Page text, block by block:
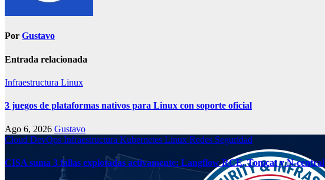
Por Gustavo
Entrada relacionada
Infraestructura Linux
3 juegos de plataformas nativos para Linux con soporte oficial
Ago 6, 2026 Gustavo
Cloud DevOps Infraestructura Kubernetes Linux Redes Seguridad
CISA suma 3 fallas explotadas activamente: Langflow RCE, Tomcat y N-central